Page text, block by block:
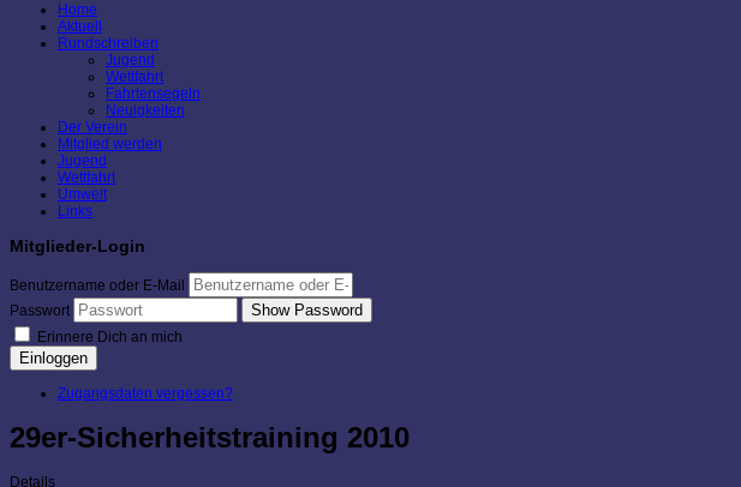
Home
Aktuell
Rundschreiben
Jugend
Wettfahrt
Fahrtensegeln
Neuigkeiten
Der Verein
Mitglied werden
Jugend
Wettfahrt
Umwelt
Links
Mitglieder-Login
Benutzername oder E-Mail
Passwort
Show Password
Erinnere Dich an mich
Einloggen
Zugangsdaten vergessen?
29er-Sicherheitstraining 2010
Details